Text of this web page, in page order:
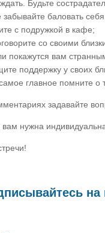
Будьте
забывайте баловать
с подружкой в кафе;
со своими
покажутся вам
поддержку у своих
главное помните о
задавайте
вам нужна
на